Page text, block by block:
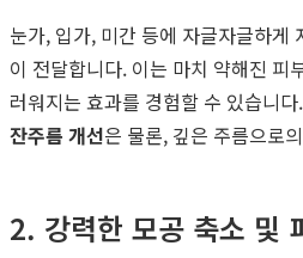
눈가, 입가, 미간 등에 자글자글하게
이 전달합니다. 이는 마치 약해진 피
러워지는 효과를 경험할 수 있습니
잔주름 개선은 물론, 깊은 주름으로
2. 강력한 모공 축소 및